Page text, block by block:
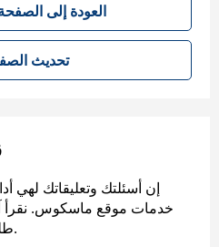
العودة إلى
تحديث الصفحة
إن أسئلتك وتعليقاتك لهي
خدمات موقع ماسكوس. نقرأ
طلبكم في أسرع وقت ممكن.